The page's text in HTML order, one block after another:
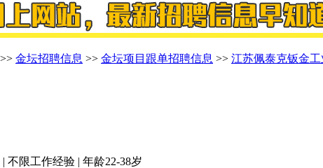
金坛招聘信息 >> 金坛项目跟单招聘信息 >> 江苏佩泰克钣金
不限工作经验 | 年龄22-38岁